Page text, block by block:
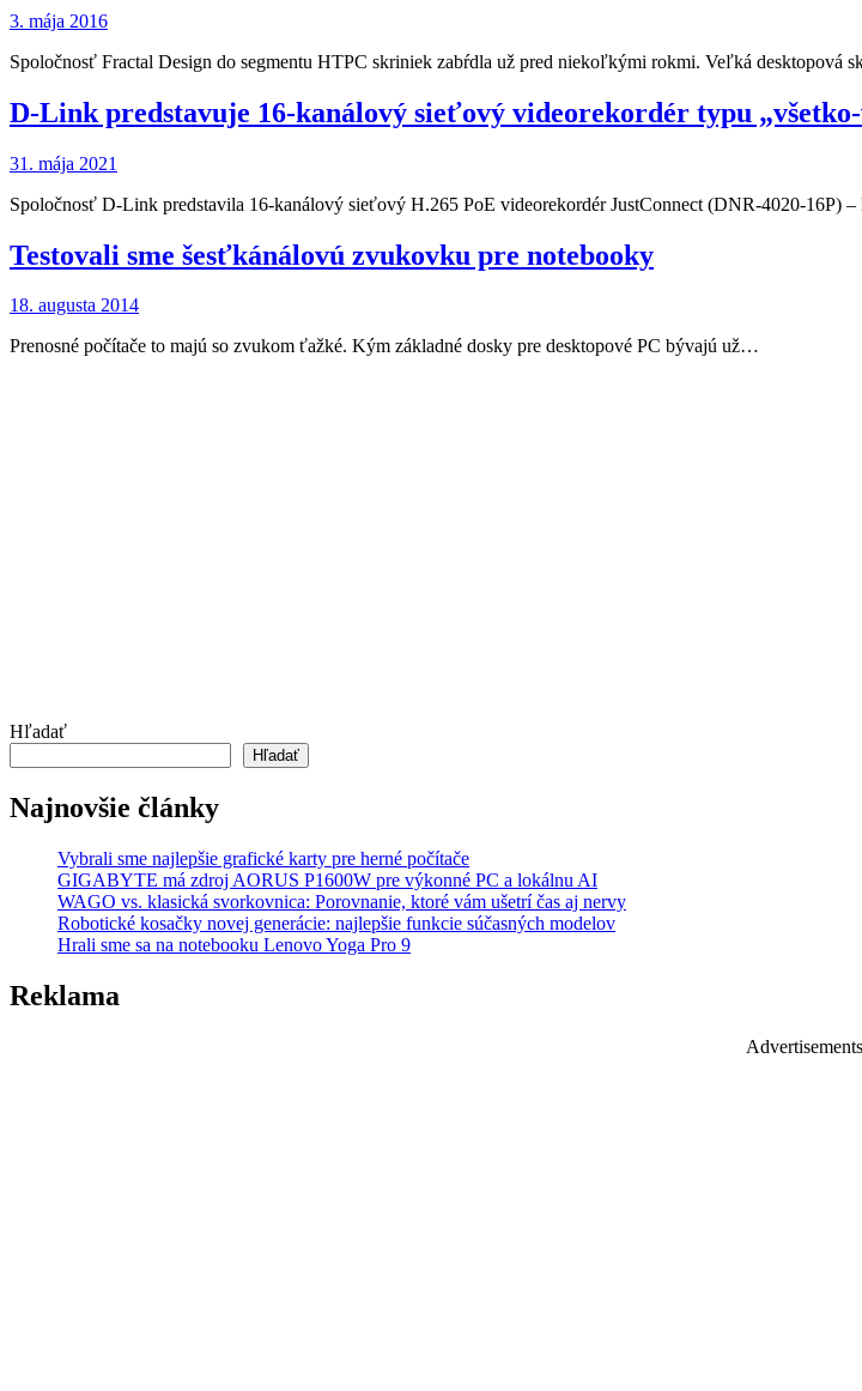
3. mája 2016
Spoločnosť Fractal Design do segmentu HTPC skriniek zabŕdla už pred niekoľkými rokmi. Veľká desktopová
D-Link predstavuje 16-kanálový sieťový videorekordér typu
31. mája 2021
Spoločnosť D-Link predstavila 16-kanálový sieťový H.265 PoE videorekordér JustConnect (DNR-4020-16P)
Testovali sme šesťkánálovú zvukovku pre notebooky
18. augusta 2014
Prenosné počítače to majú so zvukom ťažké. Kým základné dosky pre desktopové PC bývajú už…
Hľadať
Hľadať
Najnovšie články
Vybrali sme najlepšie grafické karty pre herné počítače
GIGABYTE má zdroj AORUS P1600W pre výkonné PC a lokálnu AI
WAGO vs. klasická svorkovnica: Porovnanie, ktoré vám ušetrí čas aj nervy
Robotické kosačky novej generácie: najlepšie funkcie súčasných modelov
Hrali sme sa na notebooku Lenovo Yoga Pro 9
Reklama
Advertisements